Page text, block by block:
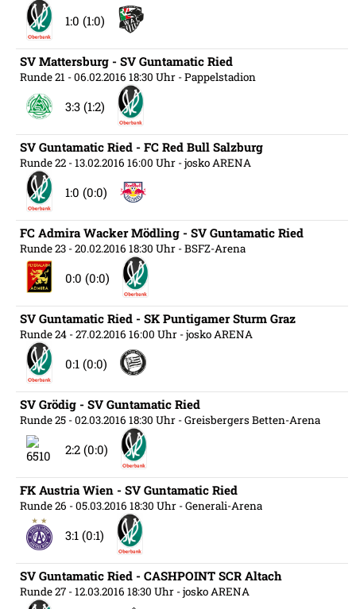
1:0 (1:0)
SV Mattersburg - SV Guntamatic Ried
Runde 21 - 06.02.2016 18:30 Uhr - Pappelstadion
3:3 (1:2)
SV Guntamatic Ried - FC Red Bull Salzburg
Runde 22 - 13.02.2016 16:00 Uhr - josko ARENA
1:0 (0:0)
FC Admira Wacker Mödling - SV Guntamatic Ried
Runde 23 - 20.02.2016 18:30 Uhr - BSFZ-Arena
0:0 (0:0)
SV Guntamatic Ried - SK Puntigamer Sturm Graz
Runde 24 - 27.02.2016 16:00 Uhr - josko ARENA
0:1 (0:0)
SV Grödig - SV Guntamatic Ried
Runde 25 - 02.03.2016 18:30 Uhr - Greisbergers Betten-Arena
2:2 (0:0)
FK Austria Wien - SV Guntamatic Ried
Runde 26 - 05.03.2016 18:30 Uhr - Generali-Arena
3:1 (0:1)
SV Guntamatic Ried - CASHPOINT SCR Altach
Runde 27 - 12.03.2016 18:30 Uhr - josko ARENA